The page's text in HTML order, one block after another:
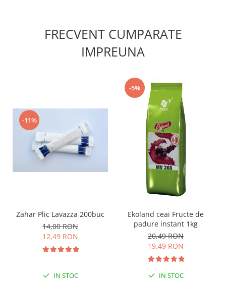
FRECVENT CUMPARATE
IMPREUNA
-11%
Zahar Plic Lavazza 200buc
14,00 RON
12,49 RON
IN STOC
-5%
Ekoland ceai Fructe de
padure instant 1kg
20,49 RON
19,49 RON
IN STOC